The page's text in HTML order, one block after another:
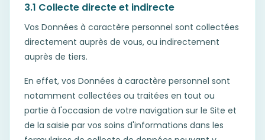
3.1 Collecte directe et indirecte
Vos Données à caractère personnel sont collectées
directement auprès de vous, ou indirectement
auprès de tiers.
En effet, vos Données à caractère personnel sont
notamment collectées ou traitées en tout ou
partie à l'occasion de votre navigation sur le Site et
de la saisie par vos soins d'informations dans les